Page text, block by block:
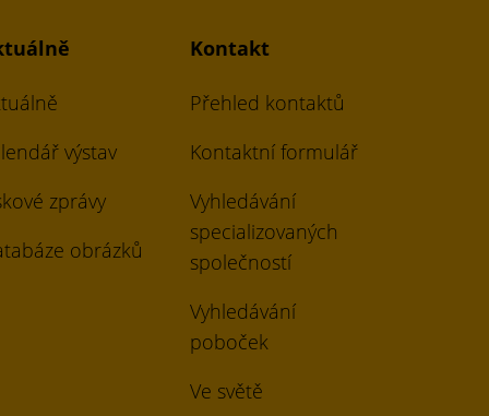
výstav
zprávy
obrázků
Kontakt
Přehled kontaktů
Kontaktní formulář
Vyhledávání
specializovaných
společností
Vyhledávání
poboček
Ve světě